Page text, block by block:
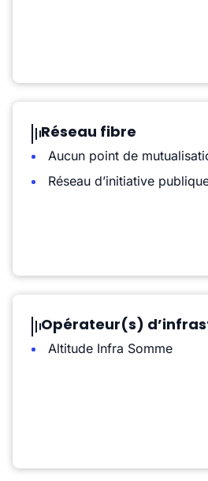
Réseau fibre
Aucun point de
Réseau d’initiative
Opérateur(s)
Altitude Infra Somme